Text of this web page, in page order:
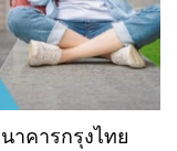
าคารกรุงไทย